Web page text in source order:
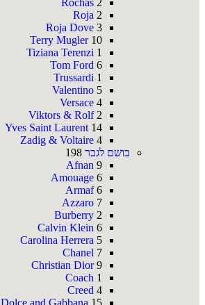
Roja 2
Roja Dove 3
Terry Mugler 10
Tiziana Terenzi 1
Tom Ford 6
Trussardi 1
Valentino 5
Versace 4
Viktors & Rolf 2
Yves Saint Laurent 14
Zadig & Voltaire 4
בושם לגבר 198
Afnan 9
Amouage 6
Armaf 6
Azzaro 7
Burberry 2
Calvin Klein 6
Carolina Herrera 5
Chanel 7
Christian Dior 9
Coach 1
Creed 4
Dolce and Gabbana 15